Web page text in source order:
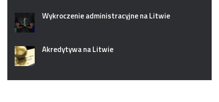
Wykroczenie administracyjne na Litwie
Akredytywa na Litwie